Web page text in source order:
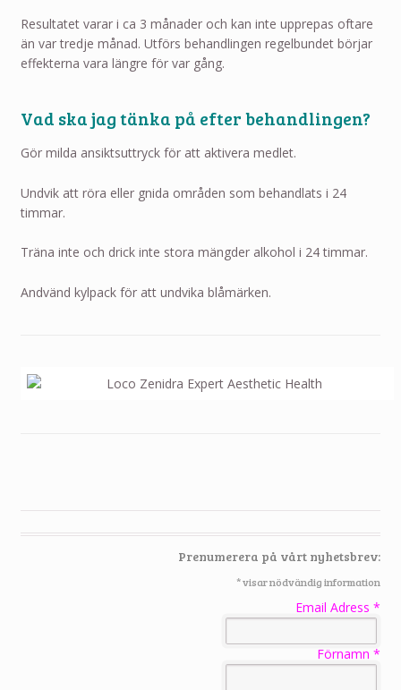
Resultatet varar i ca 3 månader och kan inte upprepas oftare
än var tredje månad. Utförs behandlingen regelbundet börjar
effekterna vara längre för var gång.
Vad ska jag tänka på efter behandlingen?
Gör milda ansiktsuttryck för att aktivera medlet.
Undvik att röra eller gnida områden som behandlats i 24
timmar.
Träna inte och drick inte stora mängder alkohol i 24 timmar.
Andvänd kylpack för att undvika blåmärken.
Prenumerera på vårt nyhetsbrev:
*visar nödvändig information
Email Adress*
Förnamn*